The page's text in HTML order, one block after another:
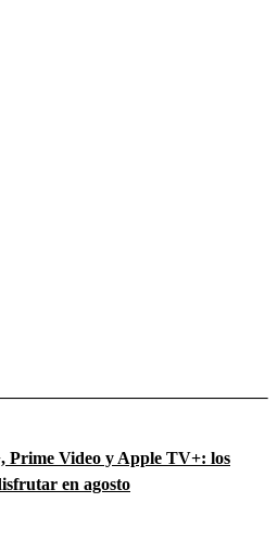
Prime Video y Apple TV+: los
en agosto